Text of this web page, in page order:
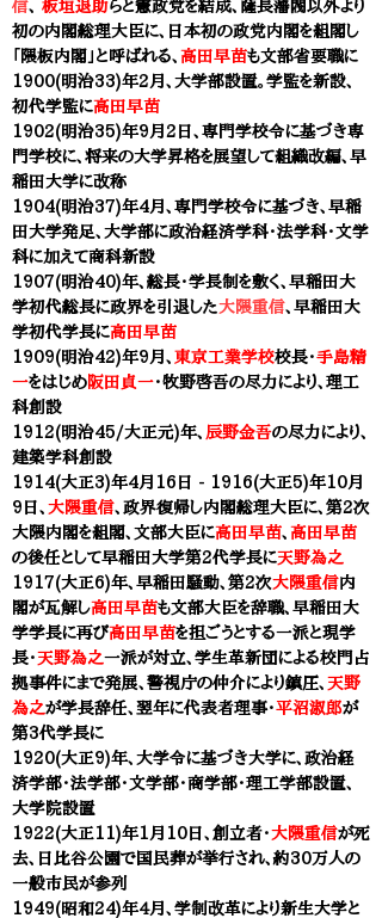
信、 板垣退助らと憲政党を結成、薩長藩閥以外より
初の内閣総理大臣に、日本初の政党内閣を組閣し
「隈板内閣」と呼ばれる、 高田早苗も文部省要職に
1900(明治33)年2月、大学部設置。学監を新設、
初代学監に高田早苗
1902(明治35)年9月2日、 専門学校令に基づき専
門学校に、将来の大学昇格を展望して組織改編、 早
稲田大学に改称
1904(明治37)年4月 、 専門学校令に基づき、早稲
田大学発足、大学部に政治経済学科・法学科・文学
科に加えて商科新設
1907(明治40)年、総長・学長制を敷く、早稲田大
学初代総長に政界を引退した大隈重信、早稲田大
学初代学長に高田早苗
1909(明治42)年9月、 東京工業学校校長・手島精
一をはじめ阪田貞一・牧野啓吾の尽力により、 理工
科創設
1912(明治45/大正元)年、 辰野金吾の尽力により、
建築学科創設
1914(大正3)年4月16日 - 1916(大正5)年10月
9日、 大隈重信、政界復帰し内閣総理大臣に、第2次
大隈内閣を組閣、文部大臣に高田早苗、 高田早苗
の後任として早稲田大学第2代学長に天野為之
1917(大正6)年、早稲田騒動、第2次大隈重信内
閣が瓦解し高田早苗も文部大臣を辞職、 早稲田大
学学長に再び高田早苗を担ごうとする一派と現学
長・天野為之一派が対立、学生革新団による校門占
拠事件にまで発展、警視庁の仲介により鎮圧、 天野
為之が学長辞任、翌年に代表者理事・平沼淑郎が
第3代学長に
1920(大正9)年、 大学令に基づき大学に、政治経
済学部・法学部・文学部・商学部・理工学部設置、
大学院設置
1922(大正11)年1月10日、創立者・大隈重信が死
去、日比谷公園で国民葬が挙行され、約30万人の
一般市民が参列
1949(昭和24)年４月、学制改革により新生大学と